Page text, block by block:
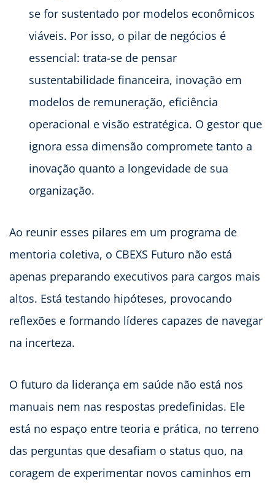
se for sustentado por modelos econômicos
viáveis. Por isso, o pilar de negócios é
essencial: trata-se de pensar
sustentabilidade financeira, inovação em
modelos de remuneração, eficiência
operacional e visão estratégica. O gestor que
ignora essa dimensão compromete tanto a
inovação quanto a longevidade de sua
organização.
Ao reunir esses pilares em um programa de
mentoria coletiva, o CBEXS Futuro não está
apenas preparando executivos para cargos mais
altos. Está testando hipóteses, provocando
reflexões e formando líderes capazes de navegar
na incerteza.
O futuro da liderança em saúde não está nos
manuais nem nas respostas predefinidas. Ele
está no espaço entre teoria e prática, no terreno
das perguntas que desafiam o status quo, na
coragem de experimentar novos caminhos em